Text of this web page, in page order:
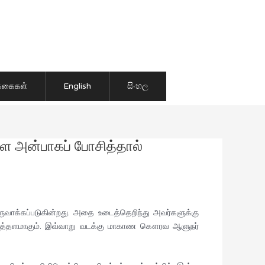
English සිංහල
அன்பாகப் போசித்தால்
அதை உடைத்தெறிந்து அவர்களுக்கு
இவ்வாறு வடக்கு மாகாண கௌரவ ஆளுநர்